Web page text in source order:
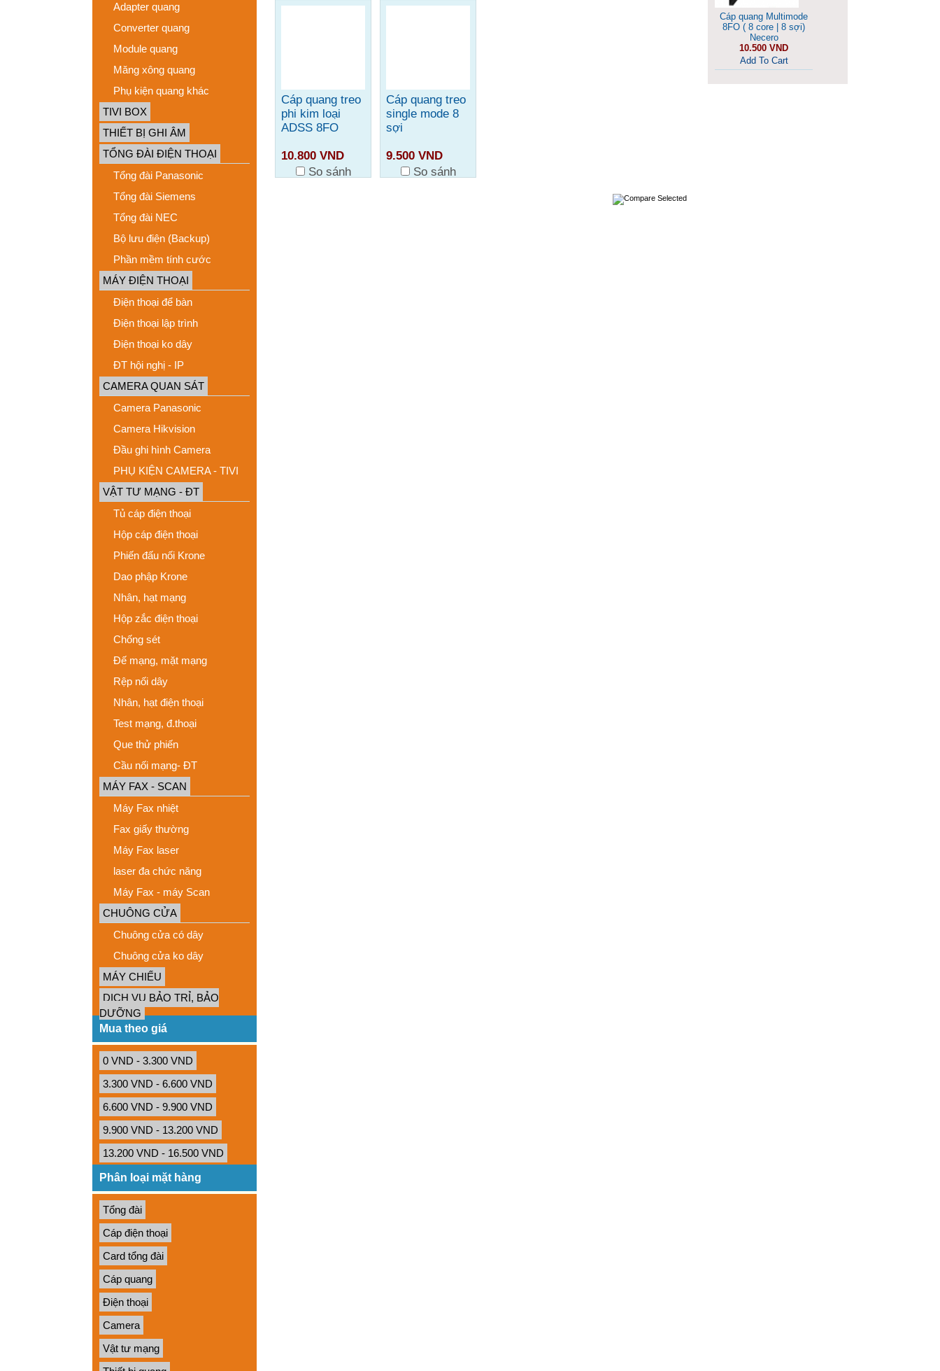
Adapter quang
Converter quang
Module quang
Măng xông quang
Phụ kiện quang khác
TIVI BOX
THIẾT BỊ GHI ÂM
TỔNG ĐÀI ĐIỆN THOẠI
Tổng đài Panasonic
Tổng đài Siemens
Tổng đài NEC
Bộ lưu điện (Backup)
Phần mềm tính cước
MÁY ĐIỆN THOẠI
Điện thoại để bàn
Điện thoại lập trình
Điện thoại ko dây
ĐT hội nghị - IP
CAMERA QUAN SÁT
Camera Panasonic
Camera Hikvision
Đầu ghi hình Camera
PHỤ KIỆN CAMERA - TIVI
VẬT TƯ MẠNG - ĐT
Tủ cáp điện thoại
Hộp cáp điện thoại
Phiến đấu nối Krone
Dao phập Krone
Nhân, hạt mạng
Hộp zắc điện thoại
Chống sét
Đế mạng, mặt mạng
Rệp nối dây
Nhân, hạt điện thoại
Test mạng, đ.thoại
Que thử phiến
Cầu nối mạng- ĐT
MÁY FAX - SCAN
Máy Fax nhiệt
Fax giấy thường
Máy Fax laser
laser đa chức năng
Máy Fax - máy Scan
CHUÔNG CỬA
Chuông cửa có dây
Chuông cửa ko dây
MÁY CHIẾU
DỊCH VỤ BẢO TRỈ, BẢO
DƯỠNG
Mua theo giá
0 VND - 3.300 VND
3.300 VND - 6.600 VND
6.600 VND - 9.900 VND
9.900 VND - 13.200 VND
13.200 VND - 16.500 VND
Phân loại mặt hàng
Tổng đài
Cáp điện thoại
Card tổng đài
Cáp quang
Điện thoại
Camera
Vật tư mạng
Cáp quang treo
phi kim loại
ADSS 8FO
10.800 VND
So sánh
Cáp quang treo
single mode 8
sợi
9.500 VND
So sánh
Cáp quang Multimode
8FO ( 8 core | 8 sợi)
Necero
10.500 VND
Add To Cart